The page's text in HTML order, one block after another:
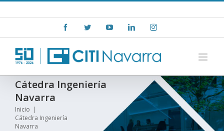
to
FacebookTwitter YouTubeLinkedInInstagram
Cátedra Ingeniería
Navarra
Inicio |
Cátedra Ingeniería
Navarra